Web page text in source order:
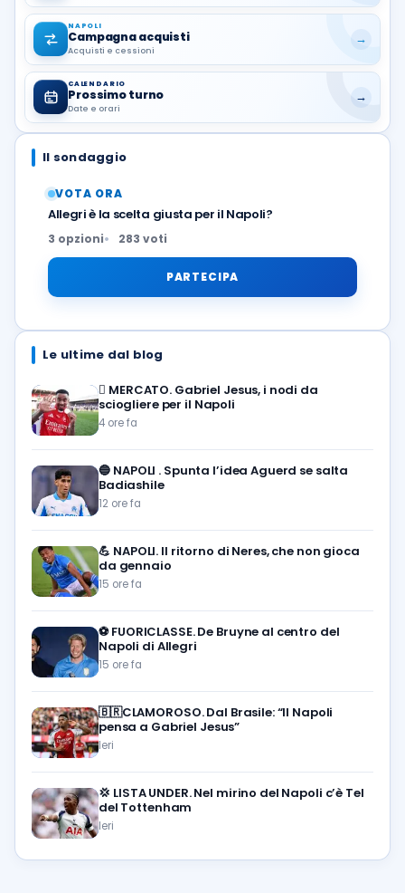
NAPOLI
Campagna acquisti
Acquisti e cessioni
→
CALENDARIO
Prossimo turno
Date e orari
→
Il sondaggio
VOTA ORA
Allegri è la scelta giusta per il Napoli?
3 opzioni 283 voti
PARTECIPA
Le ultime dal blog
🪎 MERCATO. Gabriel Jesus, i nodi da
sciogliere per il Napoli
4 ore fa
🔵 NAPOLI . Spunta l’idea Aguerd se salta
Badiashile
12 ore fa
💪 NAPOLI. Il ritorno di Neres, che non gioca
da gennaio
15 ore fa
⚽️ FUORICLASSE. De Bruyne al centro del
Napoli di Allegri
15 ore fa
🇧🇷CLAMOROSO. Dal Brasile: “Il Napoli
pensa a Gabriel Jesus”
Ieri
💢 LISTA UNDER. Nel mirino del Napoli c’è Tel
del Tottenham
Ieri